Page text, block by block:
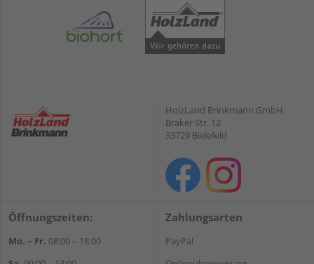
HolzLand Brinkmann GmbH
Braker Str. 12
33729 Bielefeld
Öffnungszeiten:
Mo. – Fr. 08:00 – 18:00
Zahlungsarten
PayPal